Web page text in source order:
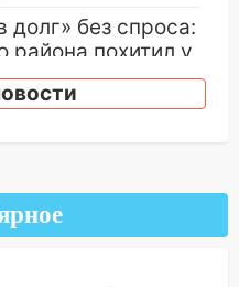
без спроса:
района похитил у
рублей
на
и рухнуло
дерево